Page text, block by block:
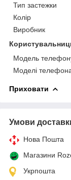
Тип застежки
Колір
Виробник
Модель
Моделі
Приховати
Умови
Нова Пошта
Магазини
Укрпошта